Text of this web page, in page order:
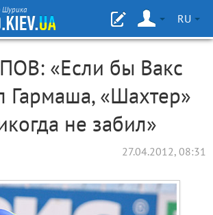
Шурика
RU
«Если бы Вакс
Гармаша, «Шахтер»
не забил»
27.04.2012, 08:31